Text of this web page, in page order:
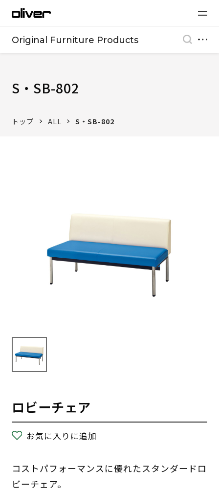
Original Furniture Products
S・SB-802
トップ ALL S・SB-802
ロビーチェア
お気に入りに追加
コストパフォーマンスに優れたスタンダードロ
ビーチェア。